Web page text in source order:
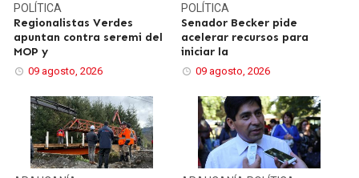
POLÍTICA
Regionalistas Verdes
apuntan contra seremi del
MOP y
09 agosto, 2026
POLÍTICA
Senador Becker pide
acelerar recursos para
iniciar la
09 agosto, 2026